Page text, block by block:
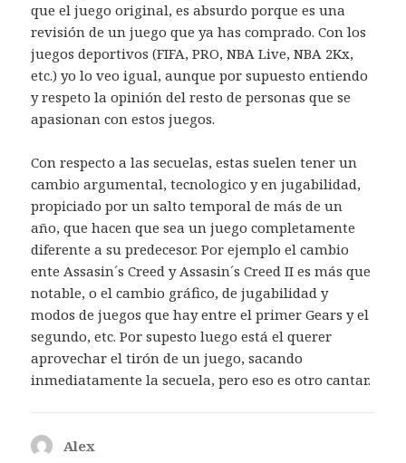
que el juego original, es absurdo porque es una
revisión de un juego que ya has comprado. Con los
juegos deportivos (FIFA, PRO, NBA Live, NBA 2Kx,
etc.) yo lo veo igual, aunque por supuesto entiendo
y respeto la opinión del resto de personas que se
apasionan con estos juegos.
Con respecto a las secuelas, estas suelen tener un
cambio argumental, tecnologico y en jugabilidad,
propiciado por un salto temporal de más de un
año, que hacen que sea un juego completamente
diferente a su predecesor. Por ejemplo el cambio
ente Assasin´s Creed y Assasin´s Creed II es más que
notable, o el cambio gráfico, de jugabilidad y
modos de juegos que hay entre el primer Gears y el
segundo, etc. Por supesto luego está el querer
aprovechar el tirón de un juego, sacando
inmediatamente la secuela, pero eso es otro cantar.
Alex